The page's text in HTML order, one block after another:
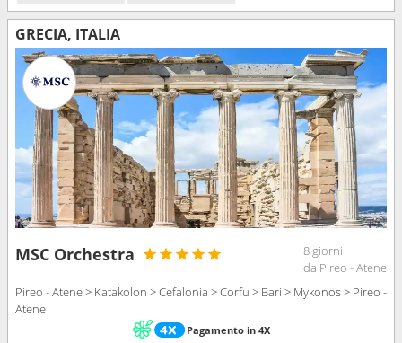
GRECIA, ITALIA
MSC Orchestra
8 giorni
da Pireo - Atene
Pireo - Atene > Katakolon > Cefalonia > Corfu > Bari > Mykonos > Pireo -
Atene
Pagamento in 4X